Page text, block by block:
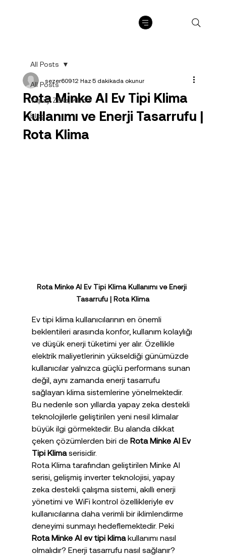
All Posts
Yapay Zeka, Klima
blog
All Posts
Rota Minke AI Ev Tipi Klima
Kullanımı ve Enerji Tasarrufu |
Rota Klima
sezer60912 Haz5 dakikada okunur
Rota Minke AI Ev Tipi Klima Kullanımı ve Enerji
Tasarrufu | Rota Klima
Ev tipi klima kullanıcılarının en önemli
beklentileri arasında konfor, kullanım kolaylığı
ve düşük enerji tüketimi yer alır. Özellikle
elektrik maliyetlerinin yükseldiği günümüzde
kullanıcılar yalnızca güçlü performans sunan
değil, aynı zamanda enerji tasarrufu
sağlayan klima sistemlerine yönelmektedir.
Bu nedenle son yıllarda yapay zeka destekli
teknolojilerle geliştirilen yeni nesil klimalar
büyük ilgi görmektedir. Bu alanda dikkat
çeken çözümlerden biri de Rota Minke AI Ev
Tipi Klima serisidir.
Rota Klima tarafından geliştirilen Minke AI
serisi, gelişmiş inverter teknolojisi, yapay
zeka destekli çalışma sistemi, akıllı enerji
yönetimi ve WiFi kontrol özellikleriyle ev
kullanıcılarına daha verimli bir iklimlendirme
deneyimi sunmayı hedeflemektedir. Peki
Rota Minke AI ev tipi klima kullanımı nasıl
olmalıdır? Enerji tasarrufu nasıl sağlanır?